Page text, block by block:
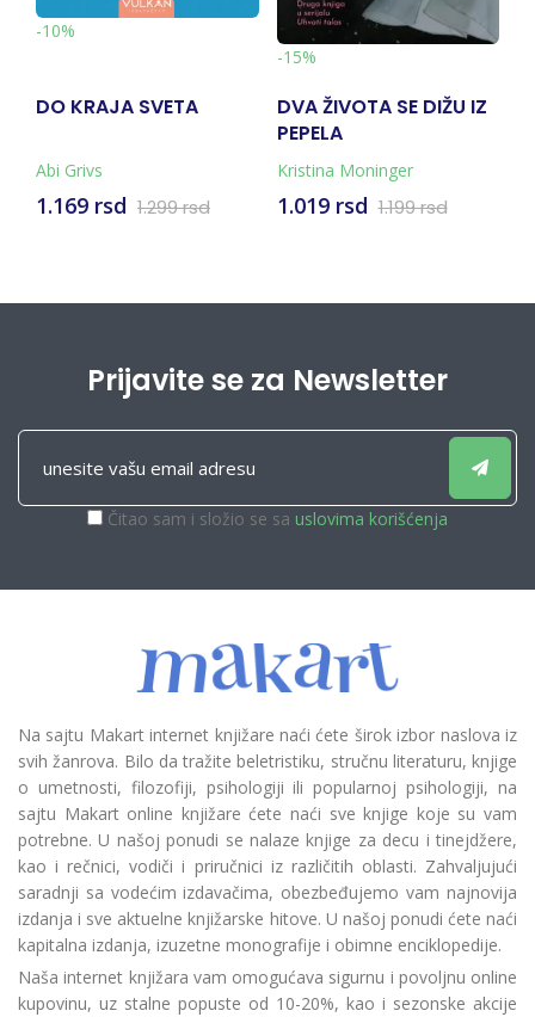
-10%
DO KRAJA SVETA
Abi Grivs
1.169 rsd 1.299 rsd
-15%
DVA ŽIVOTA SE DIŽU IZ
PEPELA
Kristina Moninger
1.019 rsd 1.199 rsd
Prijavite se za Newsletter
Čitao sam i složio se sa uslovima korišćenja
Na sajtu Makart internet knjižare naći ćete širok izbor naslova iz
svih žanrova. Bilo da tražite beletristiku, stručnu literaturu, knjige
o umetnosti, filozofiji, psihologiji ili popularnoj psihologiji, na
sajtu Makart online knjižare ćete naći sve knjige koje su vam
potrebne. U našoj ponudi se nalaze knjige za decu i tinejdžere,
kao i rečnici, vodiči i priručnici iz različitih oblasti. Zahvaljujući
saradnji sa vodećim izdavačima, obezbeđujemo vam najnovija
izdanja i sve aktuelne knjižarske hitove. U našoj ponudi ćete naći
kapitalna izdanja, izuzetne monografije i obimne enciklopedije.
Naša internet knjižara vam omogućava sigurnu i povoljnu online
kupovinu, uz stalne popuste od 10-20%, kao i sezonske akcije